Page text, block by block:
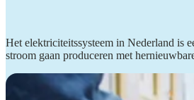
Het elektriciteitssysteem in Nederland is
stroom gaan produceren met